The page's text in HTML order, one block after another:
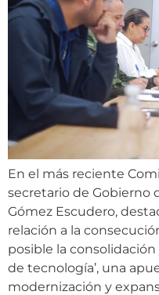
En el más reciente
secretario de Gobierno
Gómez Escudero,
relación a la
posible la
de tecnología’, una
modernización y